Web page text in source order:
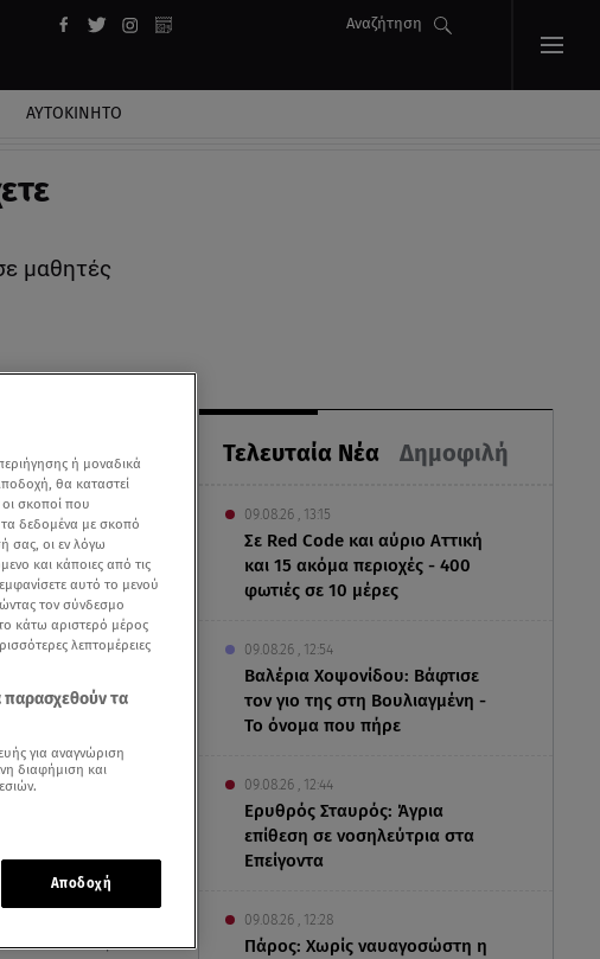
Αναζήτηση
ΑΥΤΟΚΙΝΗΤΟ
μαθητές
Τελευταία Νέα Δημοφιλή
09.08.26 , 13:15
Σε Red Code και αύριο Αττική
και 15 ακόμα περιοχές - 400
φωτιές σε 10 μέρες
09.08.26 , 12:54
Βαλέρια Χοψονίδου: Βάφτισε
τον γιο της στη Βουλιαγμένη -
Το όνομα που πήρε
09.08.26 , 12:44
Ερυθρός Σταυρός: Άγρια
επίθεση σε νοσηλεύτρια στα
Επείγοντα
09.08.26 , 12:28
Πάρος: Χωρίς ναυαγοσώστη η
των 200 ευρώ
ή μοναδικά
θα καταστεί
σκοποί που
τα δεδομένα με σκοπό
σας, οι εν λόγω
και κάποιες από τις
αυτό το μενού
τον σύνδεσμο
κάτω αριστερό μέρος
λεπτομέρειες
παρασχεθούν τα
για αναγνώριση
διαφήμιση και
Αποδοχή